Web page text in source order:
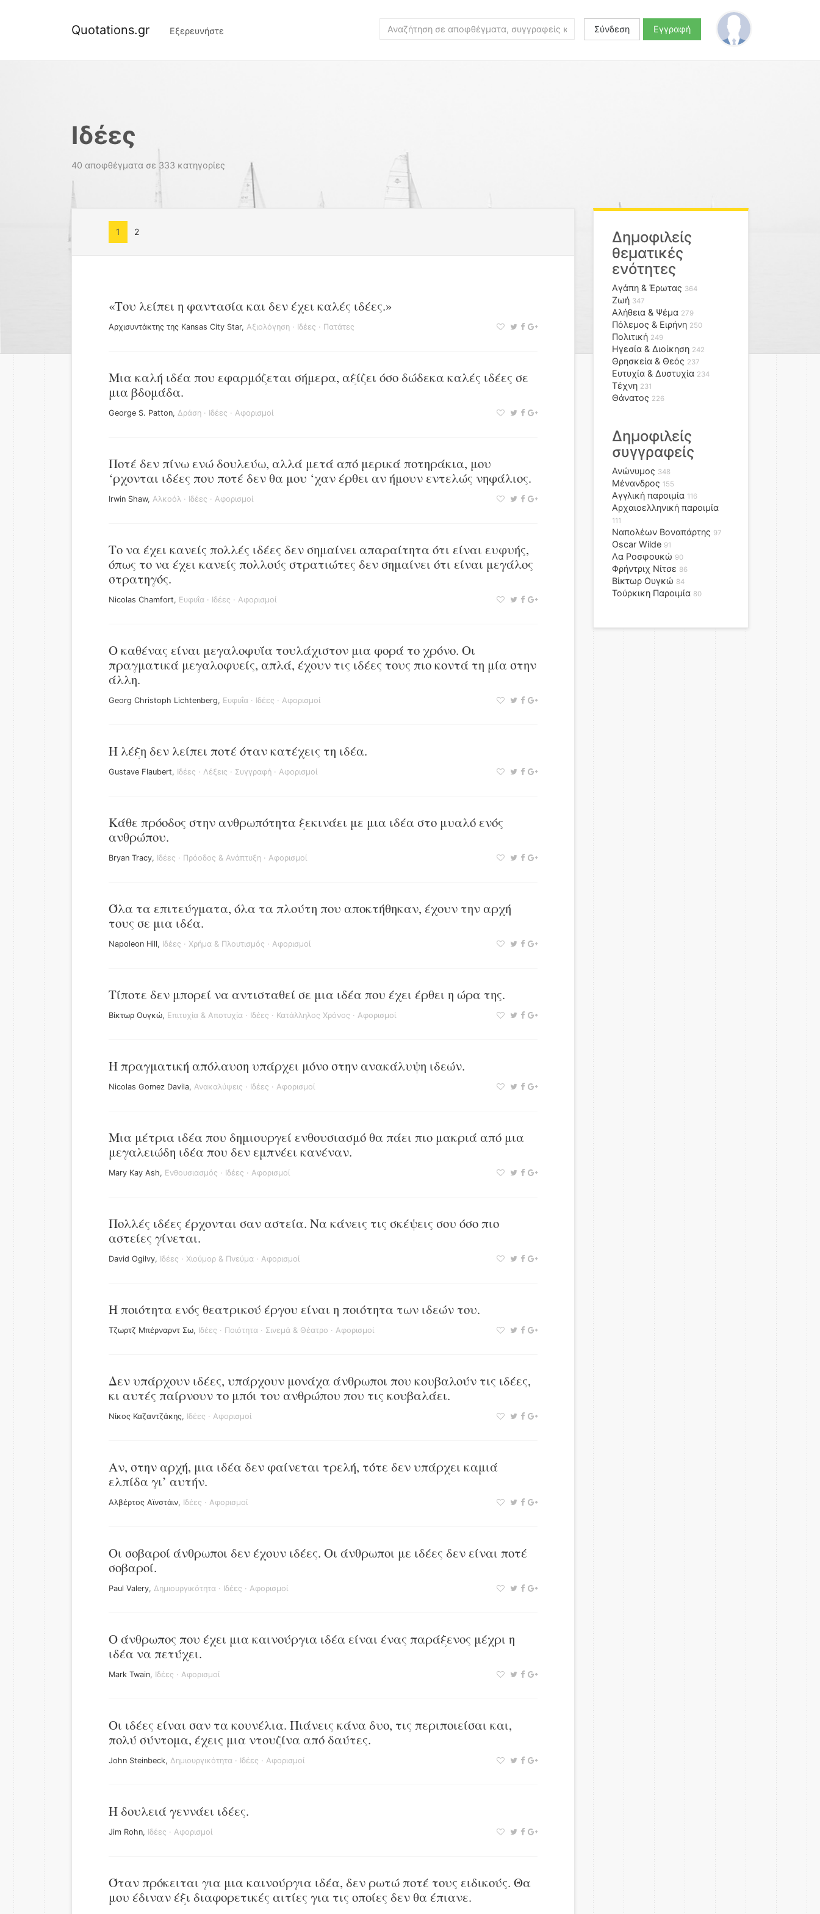
Quotations.gr Εξερευνήστε Σύνδεση Εγγραφή
Ιδέες
40 αποφθέγματα σε 333 κατηγορίες
1 2
«Του λείπει η φαντασία και δεν έχει καλές ιδέες.»
Αρχισυντάκτης της Kansas City Star, Αξιολόγηση · Ιδέες · Πατάτες
Μια καλή ιδέα που εφαρμόζεται σήμερα, αξίζει όσο δώδεκα καλές ιδέες σε
μια βδομάδα.
George S. Patton, Δράση · Ιδέες · Αφορισμοί
Ποτέ δεν πίνω ενώ δουλεύω, αλλά μετά από μερικά ποτηράκια, μου
‘ρχονται ιδέες που ποτέ δεν θα μου ‘χαν έρθει αν ήμουν εντελώς νηφάλιος.
Irwin Shaw, Αλκοόλ · Ιδέες · Αφορισμοί
Το να έχει κανείς πολλές ιδέες δεν σημαίνει απαραίτητα ότι είναι ευφυής,
όπως το να έχει κανείς πολλούς στρατιώτες δεν σημαίνει ότι είναι μεγάλος
στρατηγός.
Nicolas Chamfort, Ευφυΐα · Ιδέες · Αφορισμοί
Ο καθένας είναι μεγαλοφυΐα τουλάχιστον μια φορά το χρόνο. Οι
πραγματικά μεγαλοφυείς, απλά, έχουν τις ιδέες τους πιο κοντά τη μία στην
άλλη.
Georg Christoph Lichtenberg, Ευφυΐα · Ιδέες · Αφορισμοί
Η λέξη δεν λείπει ποτέ όταν κατέχεις τη ιδέα.
Gustave Flaubert, Ιδέες · Λέξεις · Συγγραφή · Αφορισμοί
Κάθε πρόοδος στην ανθρωπότητα ξεκινάει με μια ιδέα στο μυαλό ενός
ανθρώπου.
Bryan Tracy, Ιδέες · Πρόοδος & Ανάπτυξη · Αφορισμοί
Όλα τα επιτεύγματα, όλα τα πλούτη που αποκτήθηκαν, έχουν την αρχή
τους σε μια ιδέα.
Napoleon Hill, Ιδέες · Χρήμα & Πλουτισμός · Αφορισμοί
Τίποτε δεν μπορεί να αντισταθεί σε μια ιδέα που έχει έρθει η ώρα της.
Βίκτωρ Ουγκώ, Επιτυχία & Αποτυχία · Ιδέες · Κατάλληλος Χρόνος · Αφορισμοί
Η πραγματική απόλαυση υπάρχει μόνο στην ανακάλυψη ιδεών.
Nicolas Gomez Davila, Ανακαλύψεις · Ιδέες · Αφορισμοί
Μια μέτρια ιδέα που δημιουργεί ενθουσιασμό θα πάει πιο μακριά από μια
μεγαλειώδη ιδέα που δεν εμπνέει κανέναν.
Mary Kay Ash, Ενθουσιασμός · Ιδέες · Αφορισμοί
Πολλές ιδέες έρχονται σαν αστεία. Να κάνεις τις σκέψεις σου όσο πιο
αστείες γίνεται.
David Ogilvy, Ιδέες · Χιούμορ & Πνεύμα · Αφορισμοί
Η ποιότητα ενός θεατρικού έργου είναι η ποιότητα των ιδεών του.
Τζωρτζ Μπέρναρντ Σω, Ιδέες · Ποιότητα · Σινεμά & Θέατρο · Αφορισμοί
Δεν υπάρχουν ιδέες, υπάρχουν μονάχα άνθρωποι που κουβαλούν τις ιδέες,
κι αυτές παίρνουν το μπόι του ανθρώπου που τις κουβαλάει.
Νίκος Καζαντζάκης, Ιδέες · Αφορισμοί
Αν, στην αρχή, μια ιδέα δεν φαίνεται τρελή, τότε δεν υπάρχει καμιά
ελπίδα γι’ αυτήν.
Αλβέρτος Αϊνστάιν, Ιδέες · Αφορισμοί
Οι σοβαροί άνθρωποι δεν έχουν ιδέες. Οι άνθρωποι με ιδέες δεν είναι ποτέ
σοβαροί.
Paul Valery, Δημιουργικότητα · Ιδέες · Αφορισμοί
Ο άνθρωπος που έχει μια καινούργια ιδέα είναι ένας παράξενος μέχρι η
ιδέα να πετύχει.
Mark Twain, Ιδέες · Αφορισμοί
Οι ιδέες είναι σαν τα κουνέλια. Πιάνεις κάνα δυο, τις περιποιείσαι και,
πολύ σύντομα, έχεις μια ντουζίνα από δαύτες.
John Steinbeck, Δημιουργικότητα · Ιδέες · Αφορισμοί
Η δουλειά γεννάει ιδέες.
Jim Rohn, Ιδέες · Αφορισμοί
Όταν πρόκειται για μια καινούργια ιδέα, δεν ρωτώ ποτέ τους ειδικούς. Θα
μου έδιναν έξι διαφορετικές αιτίες για τις οποίες δεν θα έπιανε.
Δημοφιλείς
θεματικές
ενότητες
Αγάπη & Έρωτας 364
Ζωή 347
Αλήθεια & Ψέμα 279
Πόλεμος & Ειρήνη 250
Πολιτική 249
Ηγεσία & Διοίκηση 242
Θρησκεία & Θεός 237
Ευτυχία & Δυστυχία 234
Τέχνη 231
Θάνατος 226
Δημοφιλείς
συγγραφείς
Ανώνυμος 348
Μένανδρος 155
Αγγλική παροιμία 116
Αρχαιοελληνική παροιμία
111
Ναπολέων Βοναπάρτης 97
Oscar Wilde 91
Λα Ροσφουκώ 90
Φρήντριχ Νίτσε 86
Βίκτωρ Ουγκώ 84
Τούρκικη Παροιμία 80